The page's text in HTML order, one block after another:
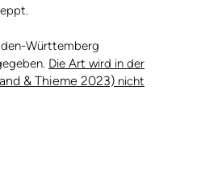
Württemberg
Die Art wird in der
& Thieme 2023) nicht